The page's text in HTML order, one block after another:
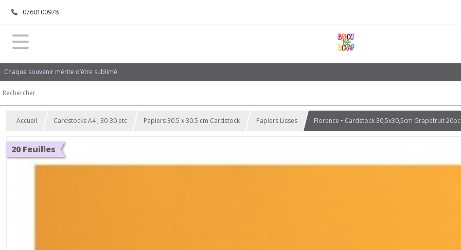
0760100978
Chaque souvenir mérite d’être sublimé.
Accueil Cardstocks A4 , 30-30 etc Papiers 30.5 x 30.5 cm Cardstock Papiers Lisses Florence • Cardstock 30,5x30,5cm Grapefruit
20 Feuilles